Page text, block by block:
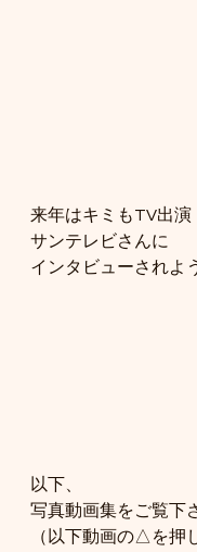
来年はキミもTV出演
サンテレビさんに
インタビューされよ
以下、
写真動画集をご覧下
（以下動画の△を押